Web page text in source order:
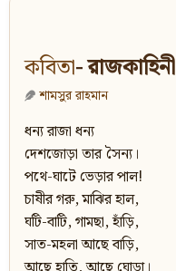
কবিতা- রাজকাহিনী
শামসুর রাহমান
ধন্য রাজা ধন্য
দেশজোড়া তার সৈন্য।
পথে-ঘাটে ভেড়ার পাল!
চাষীর গরু, মাঝির হাল,
ঘটি-বাটি, গামছা, হাঁড়ি,
সাত-মহলা আছে বাড়ি,